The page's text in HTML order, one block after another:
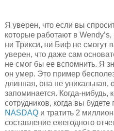
Я уверен, что если вы
которые работают в
ни Трикси, ни Биф не смогут
уверен, что даже сам
не смог бы ее вспомнить. Я
он умер. Это пример
длинная, она не уникальная,
запоминается. Когда-нибудь,
сотрудников, когда вы
NASDAQ и тратить 2
составление ежегодного